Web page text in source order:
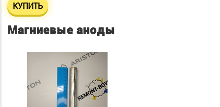
КУПИТЬ
Магниевые аноды